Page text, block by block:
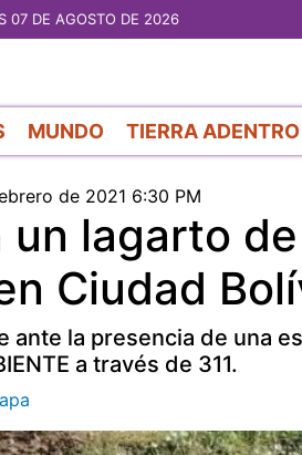
07 DE AGOSTO DE 2026
MUNDO TIERRA ADENTRO
de 2021 6:30 PM
un lagarto
Ciudad
ante la presencia de una
a través de 311.